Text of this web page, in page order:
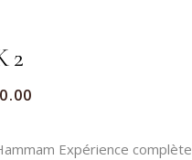
2
Expérience complète